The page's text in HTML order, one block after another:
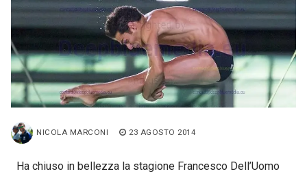
NICOLA MARCONI 23 AGOSTO 2014
Ha chiuso in bellezza la stagione Francesco Dell’Uomo